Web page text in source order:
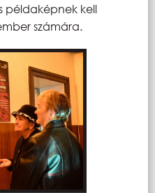
példaképnek kell
számára.